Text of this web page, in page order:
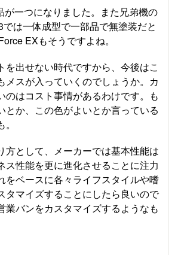
が一つになりました。また兄弟機の
は一体成型で一部品で無塗装だと
EXもそうですよね。
を出せない時代ですから、今後はこ
メスが入っていくのでしょうか。カ
のはコスト事情があるわけです。も
とか、この色がよいとか言っている
方として、メーカーでは基本性能は
ス性能を更に進化させることに注力
をベースに各々ライフスタイルや嗜
タマイズすることにしたら良いので
業バンをカスタマイズするようなも